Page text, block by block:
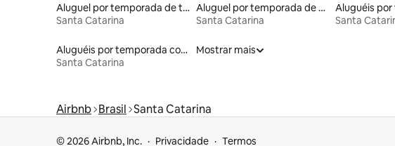
Aluguel por temporada de tendas
Santa Catarina
Aluguel por temporada de microcasas
Santa Catarina
Santa
Aluguéis por temporada com caiaque
Santa Catarina
Mostrar mais
Airbnb Brasil Santa Catarina
© 2026 Airbnb, Inc. Privacidade Termos